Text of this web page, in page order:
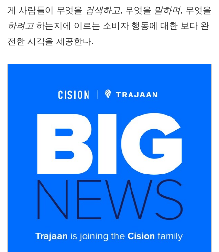
게 사람들이 무엇을 검색하고, 무엇을 말하며, 무엇을
하려고 하는지에 이르는 소비자 행동에 대한 보다 완
전한 시각을 제공한다.